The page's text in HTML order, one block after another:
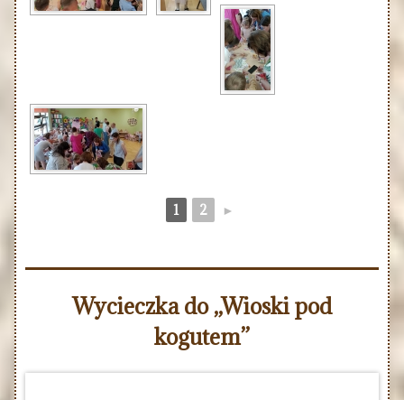
1 2 ►
Wycieczka do „Wioski pod
kogutem”